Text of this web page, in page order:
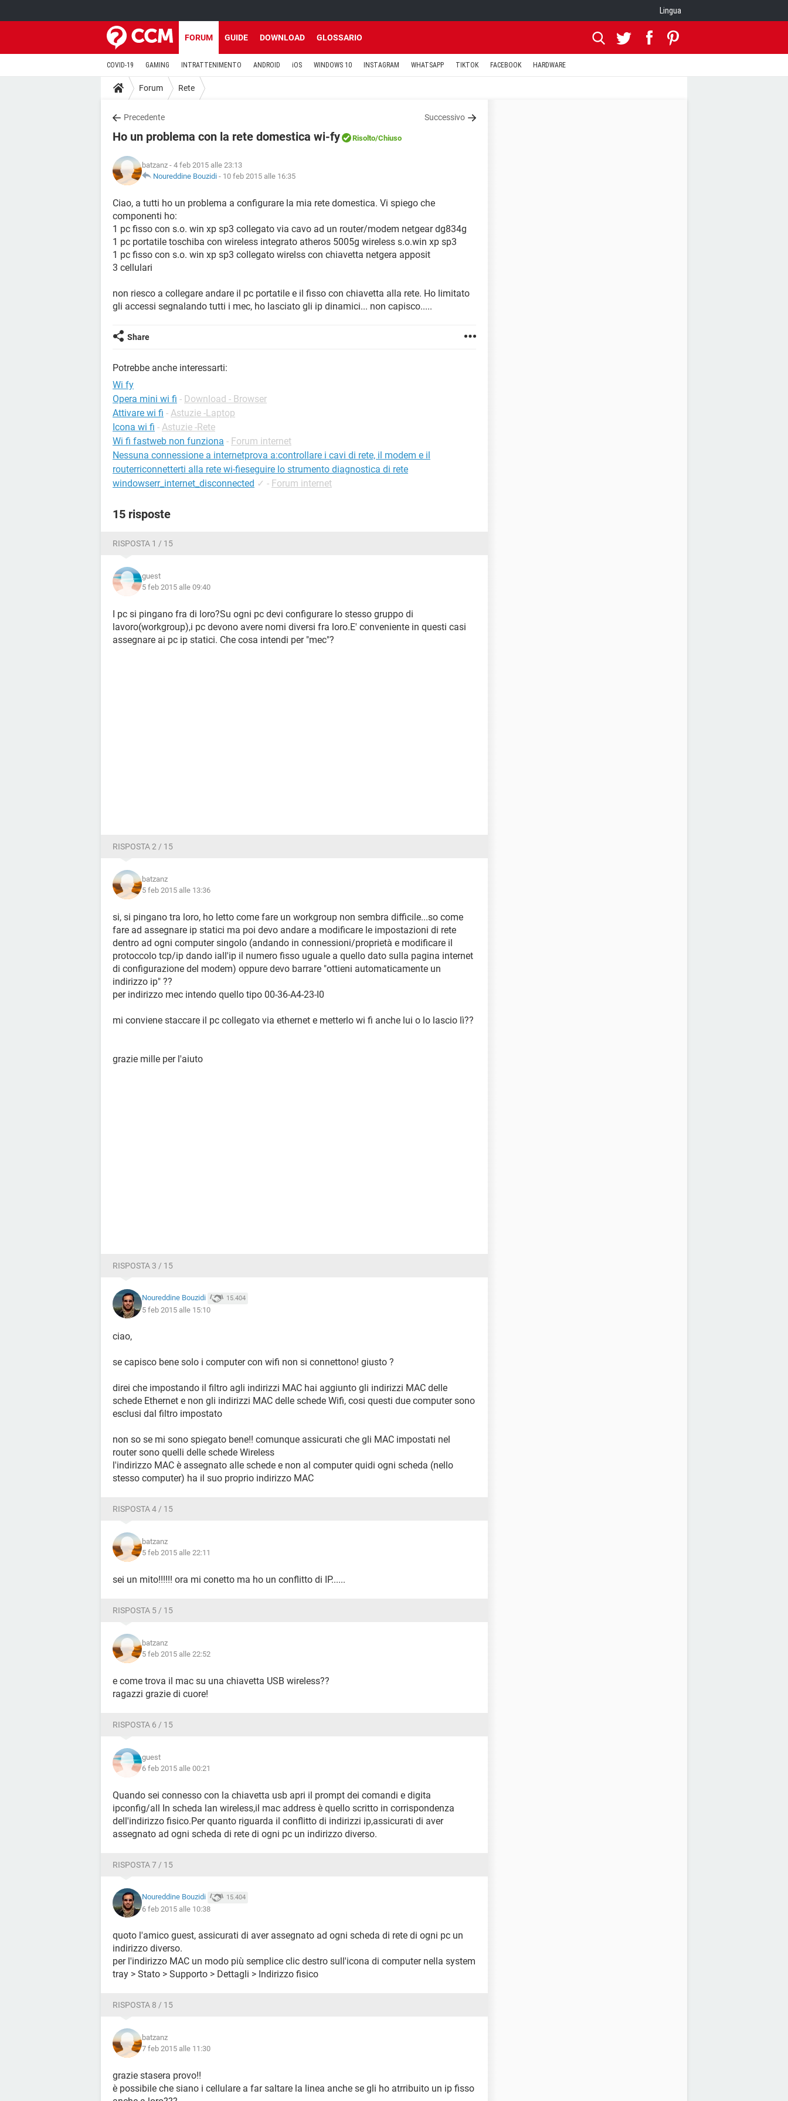
Lingua
FORUM GUIDE DOWNLOAD GLOSSARIO
COVID-19 GAMING INTRATTENIMENTO ANDROID iOS WINDOWS 10 INSTAGRAM WHATSAPP TIKTOK FACEBOOK HARDWARE
Forum Rete
Precedente Successivo
Ho un problema con la rete domestica wi-fy Risolto/Chiuso
batzanz - 4 feb 2015 alle 23:13
Noureddine Bouzidi - 10 feb 2015 alle 16:35
Ciao, a tutti ho un problema a configurare la mia rete domestica. Vi spiego che
componenti ho:
1 pc fisso con s.o. win xp sp3 collegato via cavo ad un router/modem netgear dg834g
1 pc portatile toschiba con wireless integrato atheros 5005g wireless s.o.win xp sp3
1 pc fisso con s.o. win xp sp3 collegato wirelss con chiavetta netgera apposit
3 cellulari
non riesco a collegare andare il pc portatile e il fisso con chiavetta alla rete. Ho limitato
gli accessi segnalando tutti i mec, ho lasciato gli ip dinamici... non capisco.....
Share
Potrebbe anche interessarti:
Wi fy
Opera mini wi fi - Download - Browser
Attivare wi fi - Astuzie -Laptop
Icona wi fi - Astuzie -Rete
Wi fi fastweb non funziona - Forum internet
Nessuna connessione a internetprova a:controllare i cavi di rete, il modem e il
routerriconnetterti alla rete wi-fieseguire lo strumento diagnostica di rete
windowserr_internet_disconnected ✓ - Forum internet
15 risposte
RISPOSTA 1 / 15
guest
5 feb 2015 alle 09:40
I pc si pingano fra di loro?Su ogni pc devi configurare lo stesso gruppo di
lavoro(workgroup),i pc devono avere nomi diversi fra loro.E' conveniente in questi casi
assegnare ai pc ip statici. Che cosa intendi per "mec"?
RISPOSTA 2 / 15
batzanz
5 feb 2015 alle 13:36
si, si pingano tra loro, ho letto come fare un workgroup non sembra difficile...so come
fare ad assegnare ip statici ma poi devo andare a modificare le impostazioni di rete
dentro ad ogni computer singolo (andando in connessioni/proprietà e modificare il
protoccolo tcp/ip dando iall'ip il numero fisso uguale a quello dato sulla pagina internet
di configurazione del modem) oppure devo barrare "ottieni automaticamente un
indirizzo ip" ??
per indirizzo mec intendo quello tipo 00-36-A4-23-I0
mi conviene staccare il pc collegato via ethernet e metterlo wi fi anche lui o lo lascio lì??
grazie mille per l'aiuto
RISPOSTA 3 / 15
Noureddine Bouzidi 15.404
5 feb 2015 alle 15:10
ciao,
se capisco bene solo i computer con wifi non si connettono! giusto ?
direi che impostando il filtro agli indirizzi MAC hai aggiunto gli indirizzi MAC delle
schede Ethernet e non gli indirizzi MAC delle schede Wifi, cosi questi due computer sono
esclusi dal filtro impostato
non so se mi sono spiegato bene!! comunque assicurati che gli MAC impostati nel
router sono quelli delle schede Wireless
l'indirizzo MAC è assegnato alle schede e non al computer quidi ogni scheda (nello
stesso computer) ha il suo proprio indirizzo MAC
RISPOSTA 4 / 15
batzanz
5 feb 2015 alle 22:11
sei un mito!!!!!! ora mi conetto ma ho un conflitto di IP......
RISPOSTA 5 / 15
batzanz
5 feb 2015 alle 22:52
e come trova il mac su una chiavetta USB wireless??
ragazzi grazie di cuore!
RISPOSTA 6 / 15
guest
6 feb 2015 alle 00:21
Quando sei connesso con la chiavetta usb apri il prompt dei comandi e digita
ipconfig/all In scheda lan wireless,il mac address è quello scritto in corrispondenza
dell'indirizzo fisico.Per quanto riguarda il conflitto di indirizzi ip,assicurati di aver
assegnato ad ogni scheda di rete di ogni pc un indirizzo diverso.
RISPOSTA 7 / 15
Noureddine Bouzidi 15.404
6 feb 2015 alle 10:38
quoto l'amico guest, assicurati di aver assegnato ad ogni scheda di rete di ogni pc un
indirizzo diverso.
per l'indirizzo MAC un modo più semplice clic destro sull'icona di computer nella system
tray > Stato > Supporto > Dettagli > Indirizzo fisico
RISPOSTA 8 / 15
batzanz
7 feb 2015 alle 11:30
grazie stasera provo!!
è possibile che siano i cellulare a far saltare la linea anche se gli ho atrribuito un ip fisso